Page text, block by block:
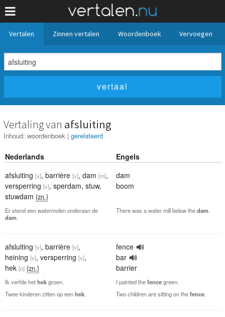
Vertalen Zinnen vertalen Woordenboek Vervoegen
Vertaling van afsluiting
Inhoud: woordenboek | gerelateerd
Nederlands
Engels
afsluiting [v], barrière [v], dam [m],
versperring [v], sperdam, stuw,
stuwdam {zn.}
dam
boom
Er stond een watermolen onderaan de
dam
There was a water mill below thedam
afsluiting [v], barrière [v],
heining [v], versperring [v],
hek [o] {zn.}
fence
bar
barrier
Ik verfde hethekgroen. I painted thefencegreen.
Twee kinderen zitten op eenhek Two children are sitting on thefence